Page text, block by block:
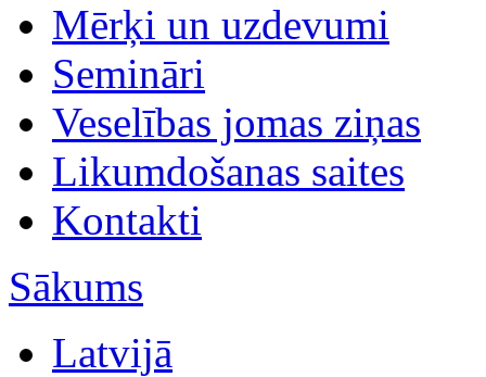
Mērķi un uzdevumi
Semināri
Veselības jomas ziņas
Likumdošanas saites
Kontakti
Sākums
Latvijā